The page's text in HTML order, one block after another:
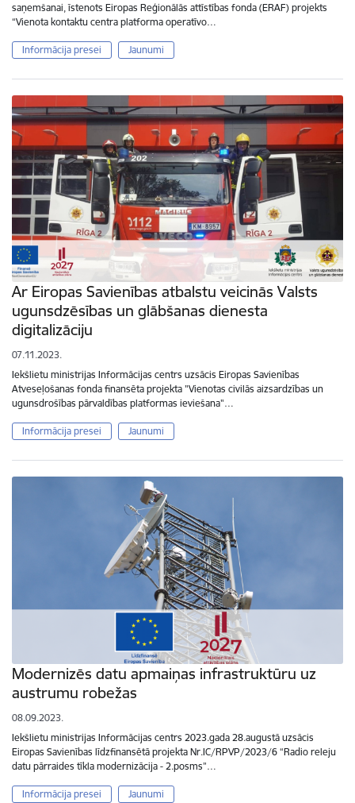
saņemšanai, īstenots Eiropas Reģionālās attīstības fonda (ERAF) projekts
“Vienota kontaktu centra platforma operatīvo…
Informācija presei Jaunumi
Ar Eiropas Savienības atbalstu veicinās Valsts
ugunsdzēsības un glābšanas dienesta
digitalizāciju
07.11.2023.
Iekšlietu ministrijas Informācijas centrs uzsācis Eiropas Savienības
Atveseļošanas fonda finansēta projekta "Vienotas civilās aizsardzības un
ugunsdrošības pārvaldības platformas ieviešana"…
Informācija presei Jaunumi
Modernizēs datu apmaiņas infrastruktūru uz
austrumu robežas
08.09.2023.
Iekšlietu ministrijas Informācijas centrs 2023.gada 28.augustā uzsācis
Eiropas Savienības līdzfinansētā projekta Nr.IC/RPVP/2023/6 “Radio releju
datu pārraides tīkla modernizācija - 2.posms”…
Informācija presei Jaunumi